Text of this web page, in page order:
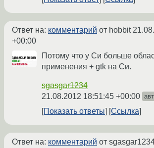
Ответ на: комментарий от hobbit
+00:00
Потому что у Си больше
применения + gtk на Си.
sgasgar1234
21.08.2012 18:51:45 +00:00
Показать ответы Ссылка
Ответ на: комментарий от